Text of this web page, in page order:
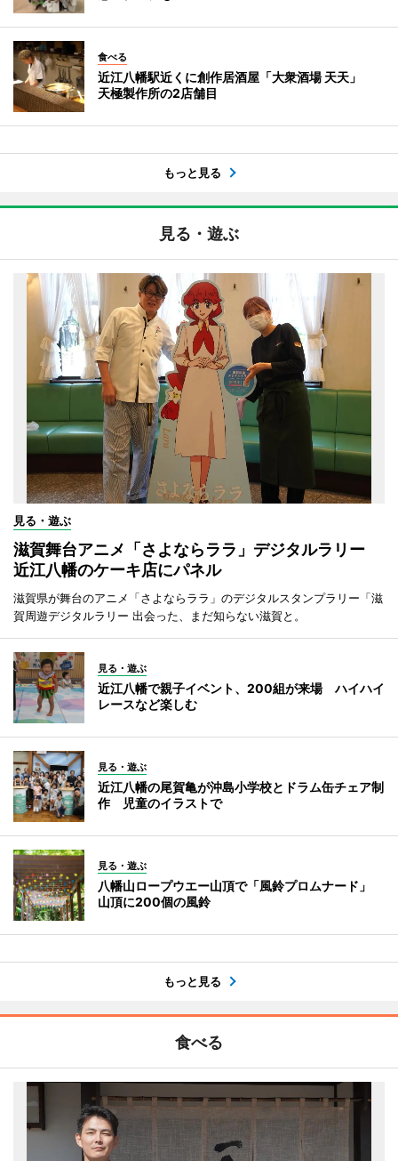
食べる
近江八幡駅近くに創作居酒屋「大衆酒場 天天」
天極製作所の2店舗目
もっと見る
見る・遊ぶ
見る・遊ぶ
滋賀舞台アニメ「さよならララ」デジタルラリー
近江八幡のケーキ店にパネル
滋賀県が舞台のアニメ「さよならララ」のデジタルスタンプラリー「滋
賀周遊デジタルラリー 出会った、まだ知らない滋賀と。
見る・遊ぶ
近江八幡で親子イベント、200組が来場 ハイハイ
レースなど楽しむ
見る・遊ぶ
近江八幡の尾賀亀が沖島小学校とドラム缶チェア制
作 児童のイラストで
見る・遊ぶ
八幡山ロープウエー山頂で「風鈴プロムナード」
山頂に200個の風鈴
もっと見る
食べる